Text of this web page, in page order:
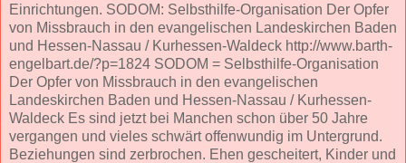
Einrichtungen. SODOM: Selbsthilfe-Organisation Der Opfer
von Missbrauch in den evangelischen Landeskirchen Baden
und Hessen-Nassau / Kurhessen-Waldeck http://www.barth-
engelbart.de/?p=1824 SODOM = Selbsthilfe-Organisation
Der Opfer von Missbrauch in den evangelischen
Landeskirchen Baden und Hessen-Nassau / Kurhessen-
Waldeck Es sind jetzt bei Manchen schon über 50 Jahre
vergangen und vieles schwärt offenwundig im Untergrund.
Beziehungen sind zerbrochen. Ehen gescheitert, Kinder und